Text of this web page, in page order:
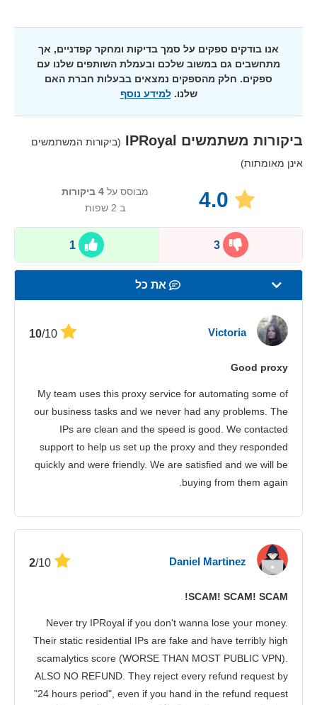
אנו בודקים ספקים על סמך בדיקות ומחקר קפדניים, אך
מתחשבים גם במשוב שלכם ובעמלת השותפים שלנו עם
ספקים. חלק מהספקים נמצאים בבעלות חברת האם
שלנו.למידע נוסף
ביקורות משתמשים IPRoyal (ביקורות המשתמשים
אינן מאומתות)
4.0 מבוסס על4 ביקורות
ב 2 שפות
1 3
את כל
שירות לקוחות
Victoria
/10
Good proxy
My team uses this proxy service for automating some of
our business tasks and we never had any problems. The
IPs are clean and the speed is good. We contacted
support to help us set up the proxy and they responded
quickly and were friendly. We are satisfied and we will be
buying from them again.
Daniel Martinez
/10
SCAM! SCAM! SCAM!
Never try IPRoyal if you don't wanna lose your money.
Their static residential IPs are fake and have terribly high
scamalytics score (WORSE THAN MOST PUBLIC VPN).
ALSO NO REFUND. They reject every refund request by
"24 hours period", even if you hand in the refund request